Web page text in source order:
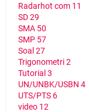
Radarhot com 11
SD29
SMA 50
SMP 57
Soal27
Trigonometri2
Tutorial3
UN/UNBK/USBN 4
UTS/PTS 6
video 12